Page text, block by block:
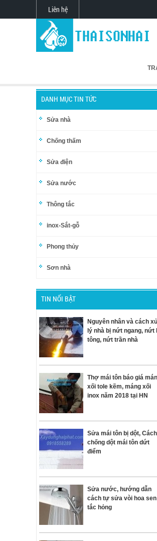
Liên hệ
DANH MỤC TIN TỨC
Sửa nhà
Chống thấm
Sửa điện
Sửa nước
Thông tắc
inox-Sắt-gỗ
Phong thủy
Sơn nhà
TIN NỔI BẬT
Nguyên nhân và cách
lý nhà bị nứt ngang, nứt
tông, nứt trần nhà
Thợ mái tôn báo giá
xối tole kẽm, máng xối
inox năm 2018 tại HN
Sửa mái tôn bị dột, Cách
chống dột mái tôn dứt
điểm
Sửa nước, hướng dẫn
cách tự sửa vòi hoa
tắc hỏng